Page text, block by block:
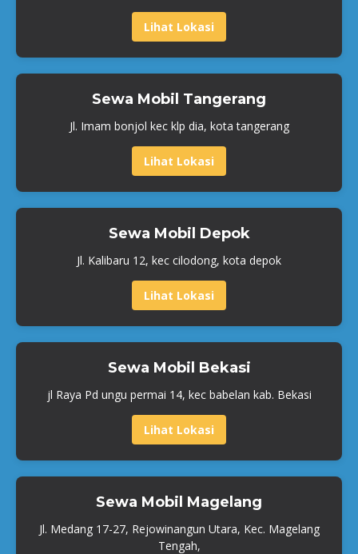
Lihat Lokasi
Sewa Mobil Tangerang
Jl. Imam bonjol kec klp dia, kota tangerang
Lihat Lokasi
Sewa Mobil Depok
Jl. Kalibaru 12, kec cilodong, kota depok
Lihat Lokasi
Sewa Mobil Bekasi
jl Raya Pd ungu permai 14, kec babelan kab. Bekasi
Lihat Lokasi
Sewa Mobil Magelang
Jl. Medang 17-27, Rejowinangun Utara, Kec. Magelang
Tengah,